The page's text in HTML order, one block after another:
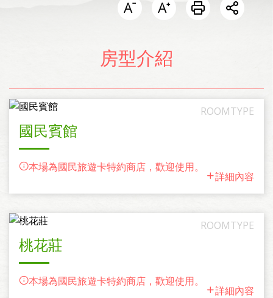
開啟
房型介紹
國民賓館
本場為國民旅遊卡特約商店，歡迎使用。
詳細內容
桃花莊
本場為國民旅遊卡特約商店，歡迎使用。
詳細內容